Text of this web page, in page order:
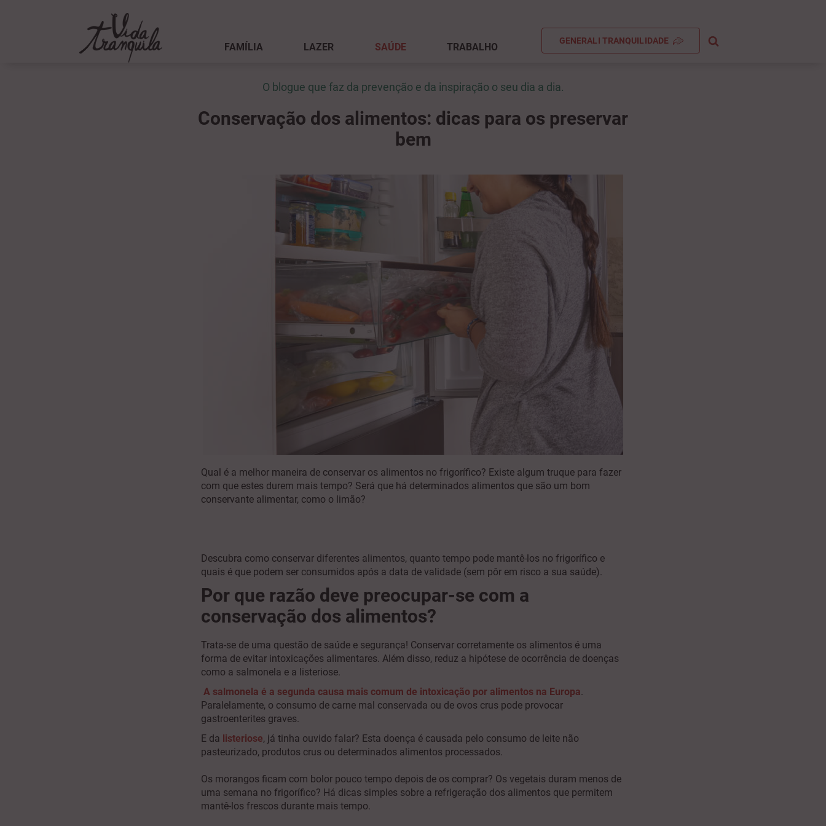
FAMÍLIA LAZER SAÚDE TRABALHO
GENERALI TRANQUILIDADE
O blogue que faz da prevenção e da inspiração o seu dia a dia.
Conservação dos alimentos: dicas para os preservar
bem
Qual é a melhor maneira de conservar os alimentos no frigorífico? Existe algum truque para fazer
com que estes durem mais tempo? Será que há determinados alimentos que são um bom
conservante alimentar, como o limão?
Descubra como conservar diferentes alimentos, quanto tempo pode mantê-los no frigorífico e
quais é que podem ser consumidos após a data de validade (sem pôr em risco a sua saúde).
Por que razão deve preocupar-se com a
conservação dos alimentos?
Trata-se de uma questão de saúde e segurança! Conservar corretamente os alimentos é uma
forma de evitar intoxicações alimentares. Além disso, reduz a hipótese de ocorrência de doenças
como a salmonela e a listeriose.
A salmonela é a segunda causa mais comum de intoxicação por alimentos na Europa.
Paralelamente, o consumo de carne mal conservada ou de ovos crus pode provocar
gastroenterites graves.
E da listeriose, já tinha ouvido falar? Esta doença é causada pelo consumo de leite não
pasteurizado, produtos crus ou determinados alimentos processados.
Os morangos ficam com bolor pouco tempo depois de os comprar? Os vegetais duram menos de
uma semana no frigorífico? Há dicas simples sobre a refrigeração dos alimentos que permitem
mantê-los frescos durante mais tempo.